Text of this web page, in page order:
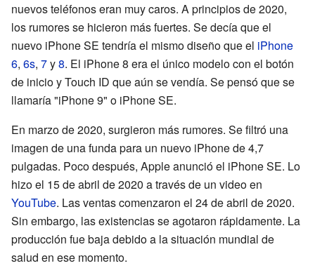
nuevos teléfonos eran muy caros. A principios de 2020,
los rumores se hicieron más fuertes. Se decía que el
nuevo iPhone SE tendría el mismo diseño que el iPhone
6, 6s, 7y8. El iPhone 8 era el único modelo con el botón
de inicio y Touch ID que aún se vendía. Se pensó que se
llamaría "iPhone 9" o iPhone SE.
En marzo de 2020, surgieron más rumores. Se filtró una
imagen de una funda para un nuevo iPhone de 4,7
pulgadas. Poco después, Apple anunció el iPhone SE. Lo
hizo el 15 de abril de 2020 a través de un video en
YouTube. Las ventas comenzaron el 24 de abril de 2020.
Sin embargo, las existencias se agotaron rápidamente. La
producción fue baja debido a la situación mundial de
salud en ese momento.